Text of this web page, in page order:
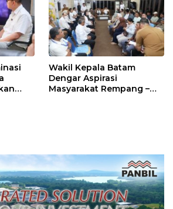
Wakil Kepala Batam
Dengar Aspirasi
Masyarakat Rempang –